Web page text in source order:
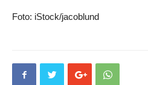
Foto: iStock/jacoblund